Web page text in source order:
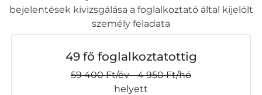
bejelentések kivizsgálása a foglalkoztató által kijelölt
személy feladata
49 fő foglalkoztatottig
59 400Ft/év-4 950Ft/hó
helyett